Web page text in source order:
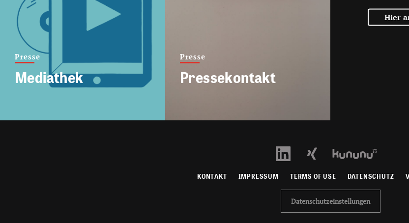
Presse
Mediathek
Presse
Pressekontakt
Hier
KONTAKT IMPRESSUM TERMS OF USE DATENSCHUTZ
Datenschutzeinstellungen